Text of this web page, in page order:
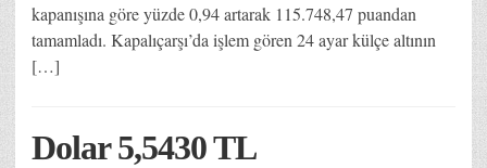
kapanışına göre yüzde 0,94 artarak 115.748,47 puandan
tamamladı. Kapalıçarşı’da işlem gören 24 ayar külçe altının
[…]
Dolar 5,5430 TL